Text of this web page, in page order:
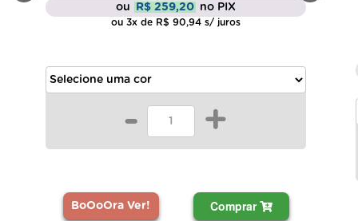
ou R$ 259,20 no PIX
ou 3x de R$ 90,94 s/ juros
- +
BoOoOra Ver! Comprar